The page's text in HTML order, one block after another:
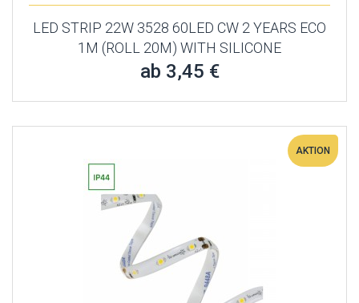
LED STRIP 22W 3528 60LED CW 2 YEARS ECO
1M (ROLL 20M) WITH SILICONE
ab 3,45 €
AKTION